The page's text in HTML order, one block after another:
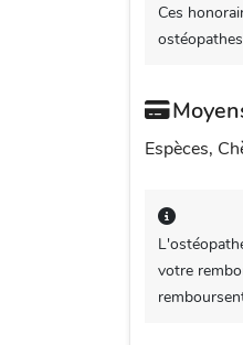
Ces
Espèces,
votre